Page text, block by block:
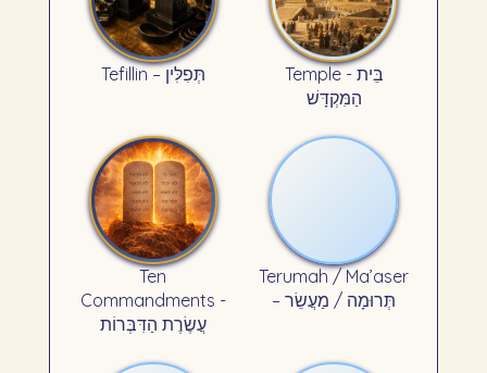
Tefillin – תְּפִלִּין
Temple - בֵּית
הַמִּקְדָּשׁ
Ten
Commandments -
עֲשֶׂרֶת הַדִּבְּרוֹת
Terumah / Ma’aser
– תְּרוּמָה / מַעֲשֵׂר